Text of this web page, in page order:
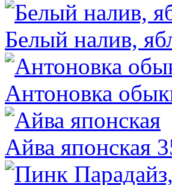
Белый налив,
Антоновка
Айва японская